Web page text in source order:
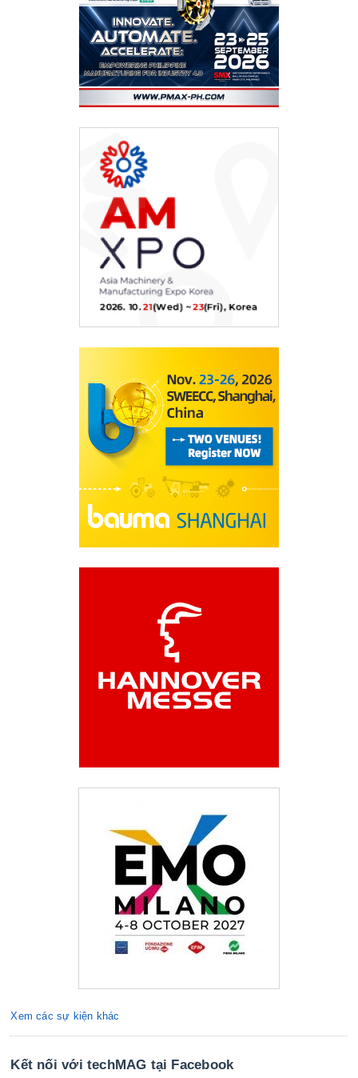
Xem các sự kiện khác
Kết nối với techMAG tại Facebook